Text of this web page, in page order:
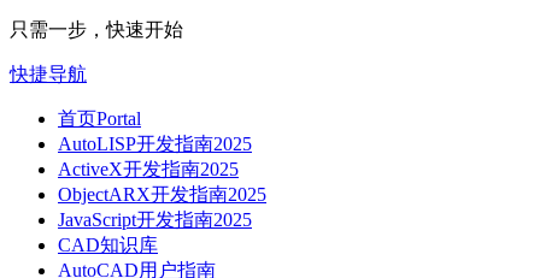
只需一步，快速开始
快捷导航
首页Portal
AutoLISP开发指南2025
ActiveX开发指南2025
ObjectARX开发指南2025
JavaScript开发指南2025
CAD知识库
AutoCAD用户指南